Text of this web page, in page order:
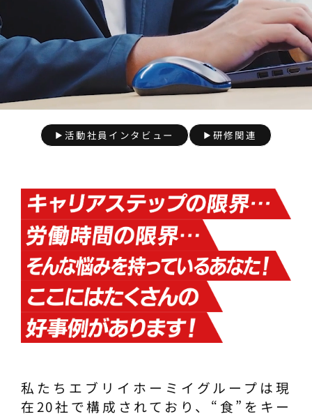
活動社員インタビュー 研修関連
私たちエブリイホーミイグループは現
在20社で構成されており、“食”をキー